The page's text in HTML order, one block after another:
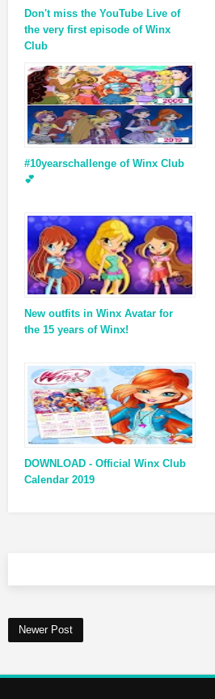
Don't miss the YouTube Live of
the very first episode of Winx
Club
#10yearschallenge of Winx Club
💕
New outfits in Winx Avatar for
the 15 years of Winx!
DOWNLOAD - Official Winx Club
Calendar 2019
Newer Post